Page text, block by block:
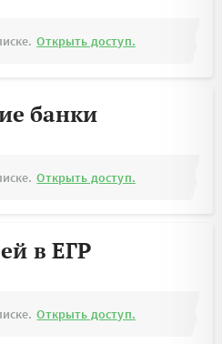
Открыть доступ.
банки
Открыть доступ.
в ЕГР
Открыть доступ.